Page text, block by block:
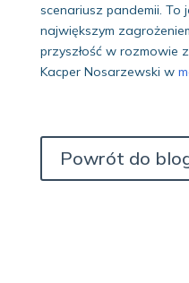
scenariusz pandemii. To
największym
przyszłość w rozmowie
Kacper Nosarzewski w
Powrót do